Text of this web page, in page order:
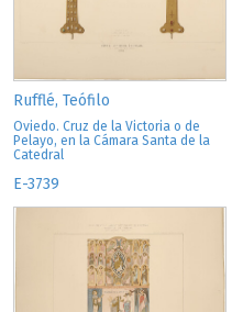
Rufflé, Teófilo
Oviedo. Cruz de la Victoria o de
Pelayo, en la Cámara Santa de la
Catedral
E-3739